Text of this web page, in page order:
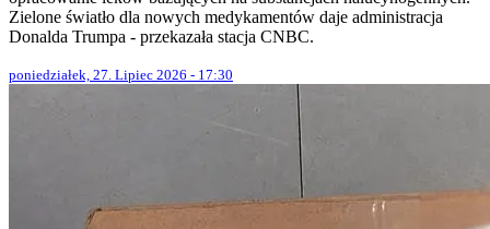
Zielone światło dla nowych medykamentów daje administracja
Donalda Trumpa - przekazała stacja CNBC.
poniedziałek, 27. Lipiec 2026 - 17:30